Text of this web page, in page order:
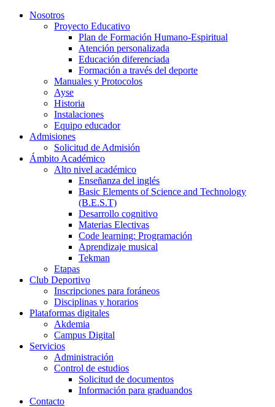
Nosotros
Proyecto Educativo
Plan de Formación Humano-Espiritual
Atención personalizada
Educación diferenciada
Formación a través del deporte
Manuales y Protocolos
Ayse
Historia
Instalaciones
Equipo educador
Admisiones
Solicitud de Admisión
Ámbito Académico
Alto nivel académico
Enseñanza del inglés
Basic Elements of Science and Technology
(B.E.S.T)
Desarrollo cognitivo
Materias Electivas
Code learning: Programación
Aprendizaje musical
Tekman
Etapas
Club Deportivo
Inscripciones para foráneos
Disciplinas y horarios
Plataformas digitales
Akdemia
Campus Digital
Servicios
Administración
Control de estudios
Solicitud de documentos
Información para graduandos
Contacto